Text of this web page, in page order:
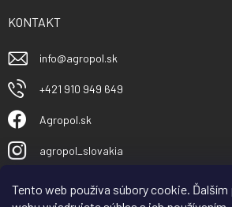
Tento web používa súbory cookie.
KONTAKT
info@agropol.sk
+421 910 949 649
Agropol.sk
agropol_slovakia